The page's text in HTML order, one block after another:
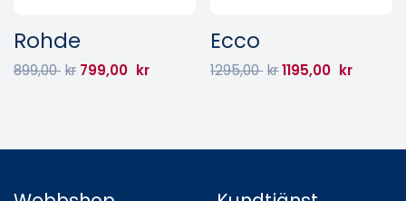
Rohde
899,00 kr 799,00 kr
Ecco
1295,00 kr1195,00 kr